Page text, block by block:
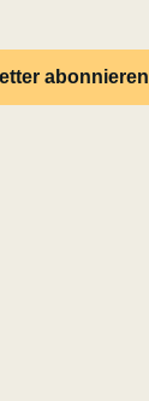
abonnieren